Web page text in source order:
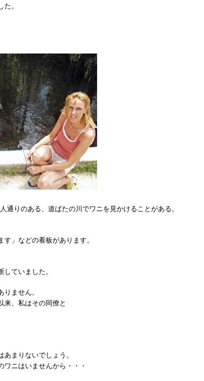
。
通りのある、道ばたの川でワニを見かけることがある。
す」などの看板があります。
ていました。
ません。
来、私はその同僚と
まりないでしょう。
ワニはいませんから・・・